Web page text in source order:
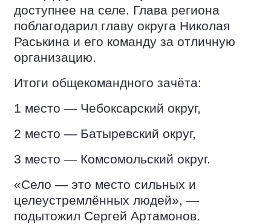
доступнее на селе. Глава региона
поблагодарил главу округа Николая
Раськина и его команду за отличную
организацию.
Итоги общекомандного зачёта:
1 место — Чебоксарский округ,
2 место — Батыревский округ,
3 место — Комсомольский округ.
«Село — это место сильных и
целеустремлённых людей», —
подытожил Сергей Артамонов.